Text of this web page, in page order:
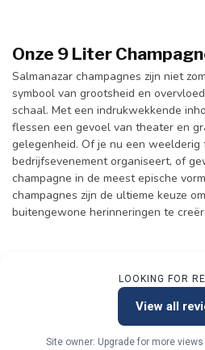
Onze 9 Liter
Salmanazar champagnes zijn niet
symbool van grootsheid en
schaal. Met een indrukwekkende
flessen een gevoel van theater en
gelegenheid. Of je nu een weelderig
bedrijfsevenement organiseert, of
champagne in de meest epische
champagnes zijn de ultieme keuze
buitengewone herinneringen te
LOOKING FOR
View all
Site owner: Upgrade for more